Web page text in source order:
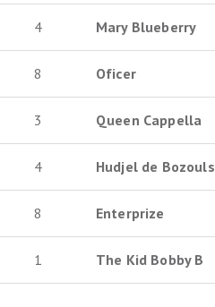
4 Mary Blueberry
8 Oficer
3 Queen Cappella
4 Hudjel de Bozouls
8 Enterprize
1 The Kid Bobby B